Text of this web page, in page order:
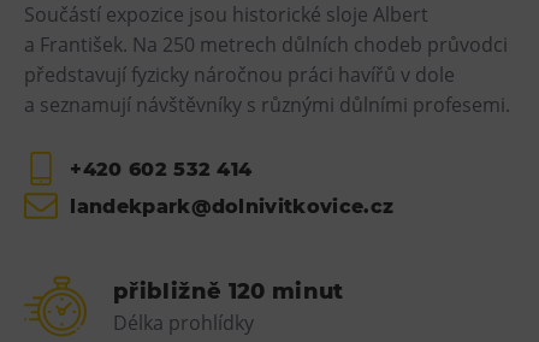
CØKAFE Dolní Vítkovice
FUTURE café
Catering
Ubytování
Hotel VP1
Další
Součástí expozice jsou historické sloje Albert
a František. Na 250 metrech důlních chodeb průvodci
představují fyzicky náročnou práci havířů v dole
a seznamují návštěvníky s různými důlními profesemi.
+420 602 532 414
landekpark@dolnivitkovice.cz
přibližně 120 minut
Délka prohlídky